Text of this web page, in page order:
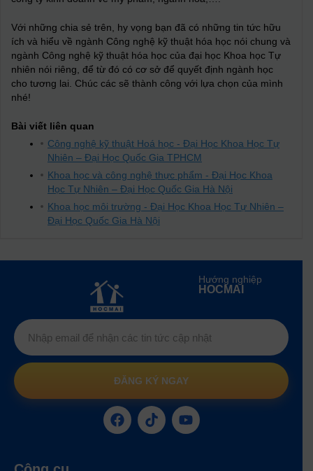
Với những chia sẻ trên, hy vọng bạn đã có những tin tức hữu
ích và hiểu về ngành Công nghệ kỹ thuật hóa học nói chung và
ngành Công nghệ kỹ thuật hóa học của đại học Khoa học Tự
nhiên nói riêng, để từ đó có cơ sở để quyết định ngành học
cho tương lai. Chúc các sẽ thành công với lựa chọn của mình
nhé!
Bài viết liên quan
Công nghệ kỹ thuật Hoá học - Đại Học Khoa Học Tự
Nhiên – Đại Học Quốc Gia TPHCM
Khoa học và công nghệ thực phẩm - Đại Học Khoa
Học Tự Nhiên – Đại Học Quốc Gia Hà Nội
Khoa học môi trường - Đại Học Khoa Học Tự Nhiên –
Đại Học Quốc Gia Hà Nội
Hướng nghiệp
HOCMAI
ĐĂNG KÝ NGAY